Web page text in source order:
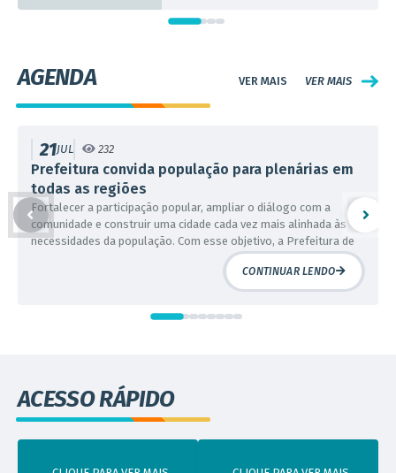
AGENDA VER MAIS
Prefeitura convida população para plenárias em
todas as regiões
21JUL 232
Fortalecer a participação popular, ampliar o diálogo com a
comunidade e construir uma cidade cada vez mais alinhada às
necessidades da população. Com esse objetivo, a Prefeitura de
Contagem realizará, entre os meses de julho e agosto, oito
plenárias regionais, que percorrerão todo o município. As
plenárias representam um importante instrumento de...
CONTINUAR LENDO
ACESSO RÁPIDO